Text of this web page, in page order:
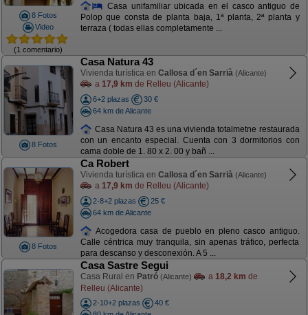
8 Fotos
Video
(1 comentario)
Casa unifamiliar ubicada en el casco antiguo de
Polop que consta de planta baja, 1ª planta, 2ª planta y
terraza ( todas ellas completamente ...
8 Fotos
Casa Natura 43
Vivienda turística en Callosa d´en Sarrià (Alicante)
a 17,9 km de Relleu (Alicante)
6+2 plazas
30 €
64 km de Alicante
Casa Natura 43 es una vivienda totalmetne restaurada
con un encanto especial. Cuenta con 3 dormitorios con
cama doble de 1. 80 x 2. 00 y bañ ...
8 Fotos
Ca Robert
Vivienda turística en Callosa d´en Sarrià (Alicante)
a 17,9 km de Relleu (Alicante)
2-8+2 plazas
25 €
64 km de Alicante
Acogedora casa de pueblo en pleno casco antiguo.
Calle céntrica muy tranquila, sin apenas tráfico, perfecta
para descanso y desconexión. A 5 ...
Casa Sastre Segui
Casa Rural en Patró (Alicante) a 18,2 km de
Relleu (Alicante)
2-10+2 plazas
40 €